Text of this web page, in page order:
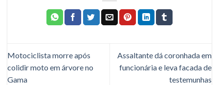
Motociclista morre após
colidir moto em árvore no
Gama
Assaltante dá coronhada em
funcionária e leva facada de
testemunhas